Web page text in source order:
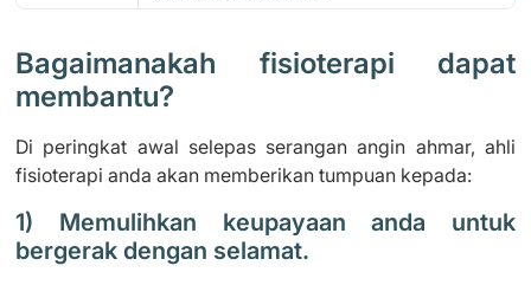
Bagaimanakah fisioterapi dapat
membantu?
Di peringkat awal selepas serangan angin ahmar, ahli
fisioterapi anda akan memberikan tumpuan kepada:
1) Memulihkan keupayaan anda untuk
bergerak dengan selamat.